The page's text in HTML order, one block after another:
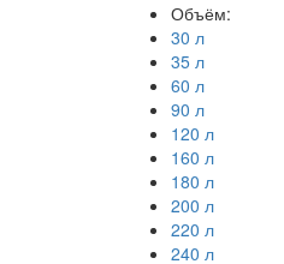
Объём:
30 л
35 л
60 л
90 л
120 л
160 л
180 л
200 л
220 л
240 л